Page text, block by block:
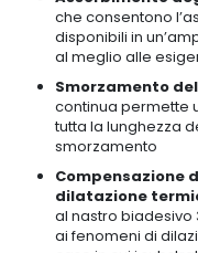
che consentono
disponibili in
al meglio alle
Smorzamento
continua permette
tutta la lunghezza
smorzamento
Compensazione
dilatazione
al nastro biadesivo
ai fenomeni di